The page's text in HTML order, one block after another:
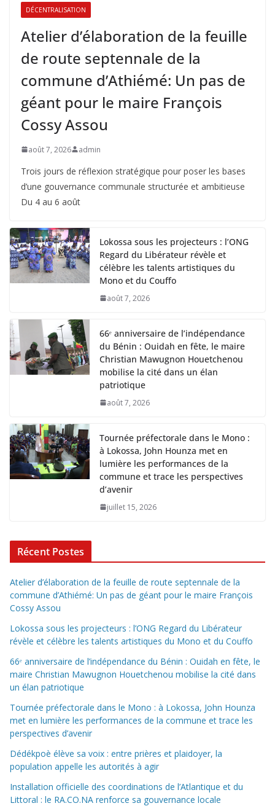
DÉCENTRALISATION
Atelier d’élaboration de la feuille
de route septennale de la
commune d’Athiémé: Un pas de
géant pour le maire François
Cossy Assou
août 7, 2026 admin
Trois jours de réflexion stratégique pour poser les bases
d’une gouvernance communale structurée et ambitieuse
Du 4 au 6 août
Lokossa sous les projecteurs : l’ONG
Regard du Libérateur révèle et
célèbre les talents artistiques du
Mono et du Couffo
août 7, 2026
66ᵉ anniversaire de l’indépendance
du Bénin : Ouidah en fête, le maire
Christian Mawugnon Houetchenou
mobilise la cité dans un élan
patriotique
août 7, 2026
Tournée préfectorale dans le Mono :
à Lokossa, John Hounza met en
lumière les performances de la
commune et trace les perspectives
d’avenir
juillet 15, 2026
Récent Postes
Atelier d’élaboration de la feuille de route septennale de la
commune d’Athiémé: Un pas de géant pour le maire François
Cossy Assou
Lokossa sous les projecteurs : l’ONG Regard du Libérateur
révèle et célèbre les talents artistiques du Mono et du Couffo
66ᵉ anniversaire de l’indépendance du Bénin : Ouidah en fête, le
maire Christian Mawugnon Houetchenou mobilise la cité dans
un élan patriotique
Tournée préfectorale dans le Mono : à Lokossa, John Hounza
met en lumière les performances de la commune et trace les
perspectives d’avenir
Dédékpoè élève sa voix : entre prières et plaidoyer, la
population appelle les autorités à agir
Installation officielle des coordinations de l’Atlantique et du
Littoral : le RA.CO.NA renforce sa gouvernance locale